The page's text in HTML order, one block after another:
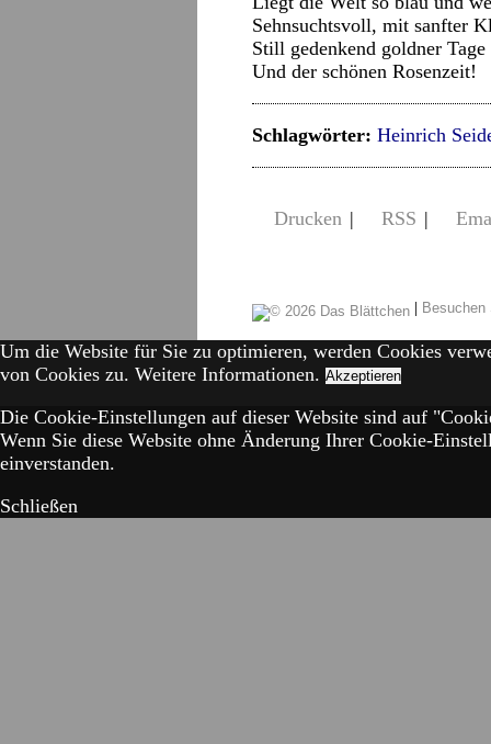
Sehnsuchtsvoll, mit sanfter
Still gedenkend goldner Tage
Und der schönen Rosenzeit!
Schlagwörter: Heinrich
Drucken | RSS |
|
Um die Website für Sie zu optimieren, werden Cookies
von Cookies zu. Weitere Informationen. Akzeptieren
Die Cookie-Einstellungen auf dieser Website sind auf
Wenn Sie diese Website ohne Änderung Ihrer Cookie-
einverstanden.
Schließen